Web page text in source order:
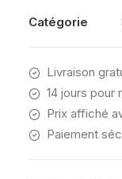
Catégorie
Livraison
14 jours pour
Prix affiché
Paiement